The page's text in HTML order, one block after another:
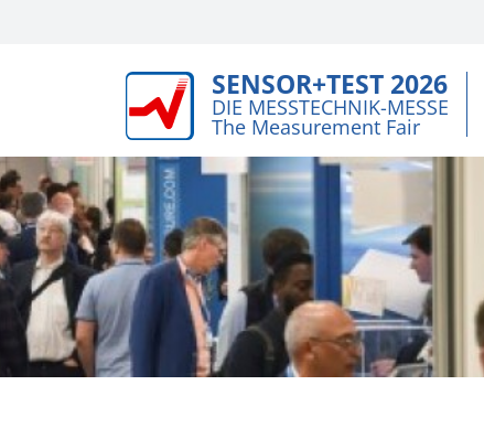
SENSOR+TEST 2026
DIE MESSTECHNIK-MESSE
The Measurement Fair